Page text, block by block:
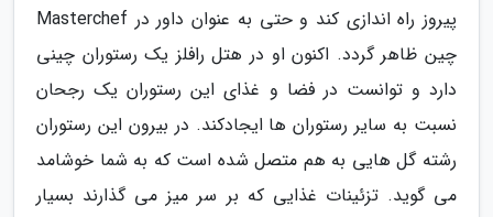
پیروز راه اندازی کند و حتی به عنوان داور در Masterchef
چین ظاهر گردد. اکنون او در هتل رافلز یک رستوران چینی
دارد و توانست در فضا و غذای این رستوران یک رجحان
نسبت به سایر رستوران ها ایجادکند. در بیرون این رستوران
رشته گل هایی به هم متصل شده است که به شما خوشامد
می گوید. تزئینات غذایی که بر سر میز می گذارند بسیار